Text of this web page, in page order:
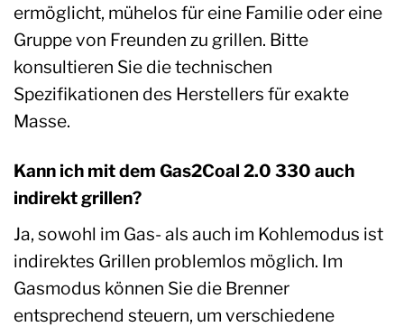
ermöglicht, mühelos für eine Familie oder eine
Gruppe von Freunden zu grillen. Bitte
konsultieren Sie die technischen
Spezifikationen des Herstellers für exakte
Masse.
Kann ich mit dem Gas2Coal 2.0 330 auch
indirekt grillen?
Ja, sowohl im Gas- als auch im Kohlemodus ist
indirektes Grillen problemlos möglich. Im
Gasmodus können Sie die Brenner
entsprechend steuern, um verschiedene